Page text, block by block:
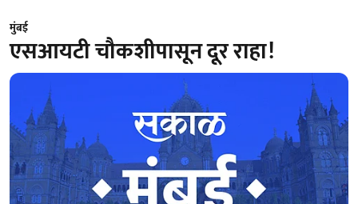
मुंबई
एसआयटी चौकशीपासून दूर राहा!